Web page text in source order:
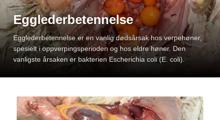
Egglederbetennelse
Egglederbetennelse er en vanlig dødsårsak hos verpehøner,
spesielt i oppverpings­perioden og hos eldre høner. Den
vanligste årsaken er bakterien Escherichia coli (E. coli).
Gjødselparadokset
Lesarbrev: Det ulmar i Rogalandslandbruket, og denne
gongen er ikkje tørke eller energiprisar som står på
agendaen, det er det lammande byråkratiet som er utløyst av
den nye gjødselvareforskrifta.